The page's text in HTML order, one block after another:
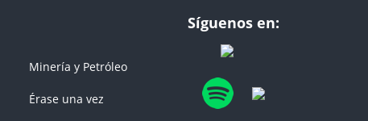
Minería y Petróleo
Érase una vez
Síguenos en: